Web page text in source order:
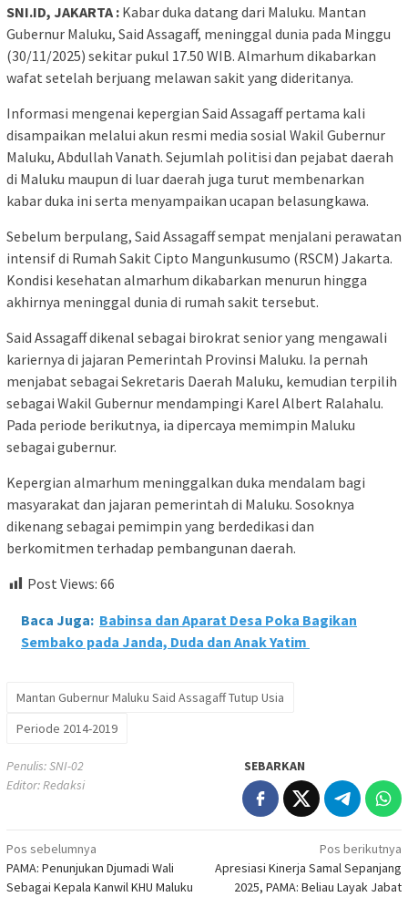
SNI.ID, JAKARTA : Kabar duka datang dari Maluku. Mantan
Gubernur Maluku, Said Assagaff, meninggal dunia pada Minggu
(30/11/2025) sekitar pukul 17.50 WIB. Almarhum dikabarkan
wafat setelah berjuang melawan sakit yang dideritanya.
Informasi mengenai kepergian Said Assagaff pertama kali
disampaikan melalui akun resmi media sosial Wakil Gubernur
Maluku, Abdullah Vanath. Sejumlah politisi dan pejabat daerah
di Maluku maupun di luar daerah juga turut membenarkan
kabar duka ini serta menyampaikan ucapan belasungkawa.
Sebelum berpulang, Said Assagaff sempat menjalani perawatan
intensif di Rumah Sakit Cipto Mangunkusumo (RSCM) Jakarta.
Kondisi kesehatan almarhum dikabarkan menurun hingga
akhirnya meninggal dunia di rumah sakit tersebut.
Said Assagaff dikenal sebagai birokrat senior yang mengawali
kariernya di jajaran Pemerintah Provinsi Maluku. Ia pernah
menjabat sebagai Sekretaris Daerah Maluku, kemudian terpilih
sebagai Wakil Gubernur mendampingi Karel Albert Ralahalu.
Pada periode berikutnya, ia dipercaya memimpin Maluku
sebagai gubernur.
Kepergian almarhum meninggalkan duka mendalam bagi
masyarakat dan jajaran pemerintah di Maluku. Sosoknya
dikenang sebagai pemimpin yang berdedikasi dan
berkomitmen terhadap pembangunan daerah.
Post Views: 66
Baca Juga: Babinsa dan Aparat Desa Poka Bagikan
Sembako pada Janda, Duda dan Anak Yatim
Mantan Gubernur Maluku Said Assagaff Tutup Usia
Periode 2014-2019
Penulis: SNI-02
Editor: Redaksi
SEBARKAN
Navigasi
pos
Pos sebelumnya
PAMA: Penunjukan Djumadi Wali
Sebagai Kepala Kanwil KHU Maluku
Pos berikutnya
Apresiasi Kinerja Samal Sepanjang
2025, PAMA: Beliau Layak Jabat